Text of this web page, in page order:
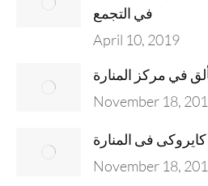
في التجمع
April 10, 2019
في مركز المنارة
November 18,
فى المنارة
November 18,